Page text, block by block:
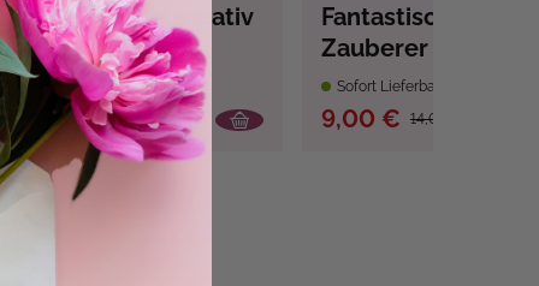
einkaufen - Kreativ
€
Fantastisches
Zauberer
Sofort Lieferbar
14,00 €
9,00 €